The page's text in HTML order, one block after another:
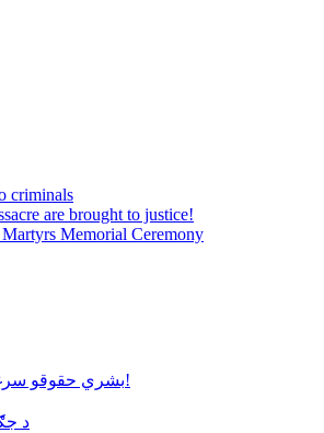
criminals
are brought to justice!
Memorial Ceremony
بشري حقوقو سرغړونکو باندې ډډې وهلو سره عدالت پلي کول ناشونی دی!
د